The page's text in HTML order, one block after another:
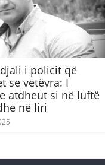
i policit që
se vetëvra: I
atdheut si në luftë
në liri